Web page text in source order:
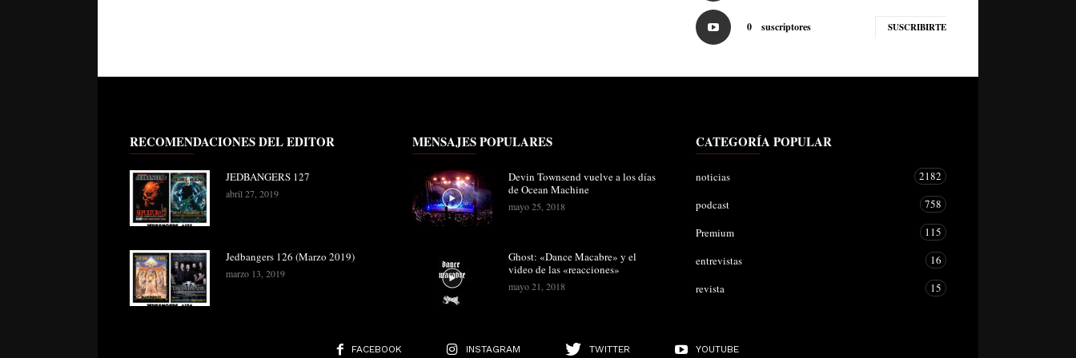
0 suscriptores SUSCRIBIRTE
RECOMENDACIONES DEL EDITOR
JEDBANGERS 127
abril 27, 2019
Jedbangers 126 (Marzo 2019)
marzo 13, 2019
MENSAJES POPULARES
Devin Townsend vuelve a los días
de Ocean Machine
mayo 25, 2018
Ghost: «Dance Macabre» y el
video de las «reacciones»
mayo 21, 2018
CATEGORÍA POPULAR
noticias
2182
podcast
758
Premium
115
entrevistas
16
revista
15
FACEBOOK INSTAGRAM TWITTER YOUTUBE